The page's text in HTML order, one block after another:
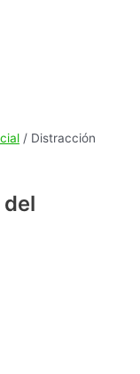
/ Distracción